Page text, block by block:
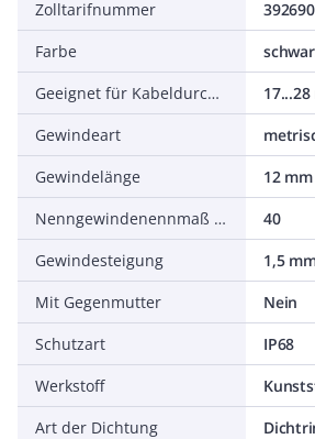
Zolltarifnummer
Farbe
Geeignet für Kabeldurchmesser
Gewindeart
Gewindelänge
12 mm
Nenngewindenennmaß metrisch/PG
40
Gewindesteigung
1,5
Mit Gegenmutter
Nein
Schutzart
IP68
Werkstoff
Art der Dichtung